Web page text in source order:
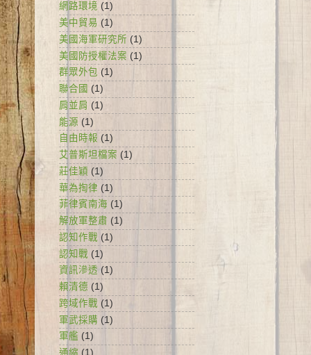
網路環境 (1)
美中貿易 (1)
美國海軍研究所 (1)
美國防授權法案 (1)
群眾外包 (1)
聯合國 (1)
肩並肩 (1)
能源 (1)
自由時報 (1)
艾普斯坦檔案 (1)
莊佳穎 (1)
華為掏律 (1)
菲律賓南海 (1)
解放軍整肅 (1)
認知作戰 (1)
認知戰 (1)
資訊滲透 (1)
賴清德 (1)
跨域作戰 (1)
軍武採購 (1)
軍艦 (1)
通縮 (1)